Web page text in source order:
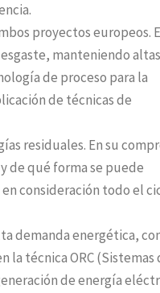
proyectos europeos.
manteniendo altas
de proceso para la
de técnicas de
residuales. En su
de qué forma se puede
consideración todo el
demanda energética,
la técnica ORC (Sistemas
de energía